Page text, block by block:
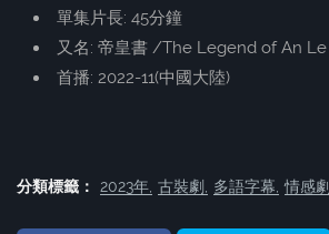
單集片長: 45分鐘
又名: 帝皇書 /The Legend of An Le
首播: 2022-11(中國大陸)
分類標籤： 2023年 古裝劇 多語字幕 情感劇